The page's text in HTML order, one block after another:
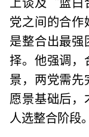
党之间的合
是整合出最
择。他强调，
景，两党需先
愿景基础后
人选整合阶段。